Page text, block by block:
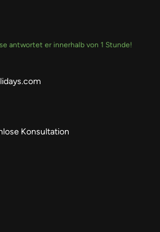
antwortet er innerhalb von 1 Stunde!
Konsultation